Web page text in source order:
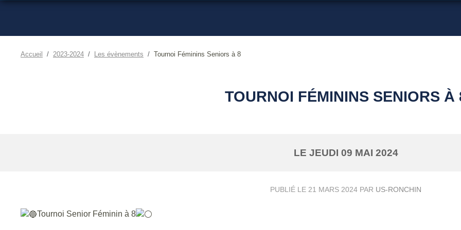
Accueil 2023-2024 Les évènements Tournoi Féminins Seniors à 8
TOURNOI FÉMININS SENIORS À
LE JEUDI 09 MAI 2024
PUBLIÉ LE 21 MARS 2024 PAR US-RONCHIN
Tournoi Senior Féminin à 8